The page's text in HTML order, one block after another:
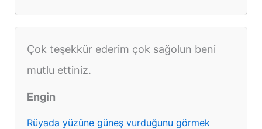
Çok teşekkür ederim çok sağolun beni
mutlu ettiniz.
Engin
Rüyada yüzüne güneş vurduğunu görmek